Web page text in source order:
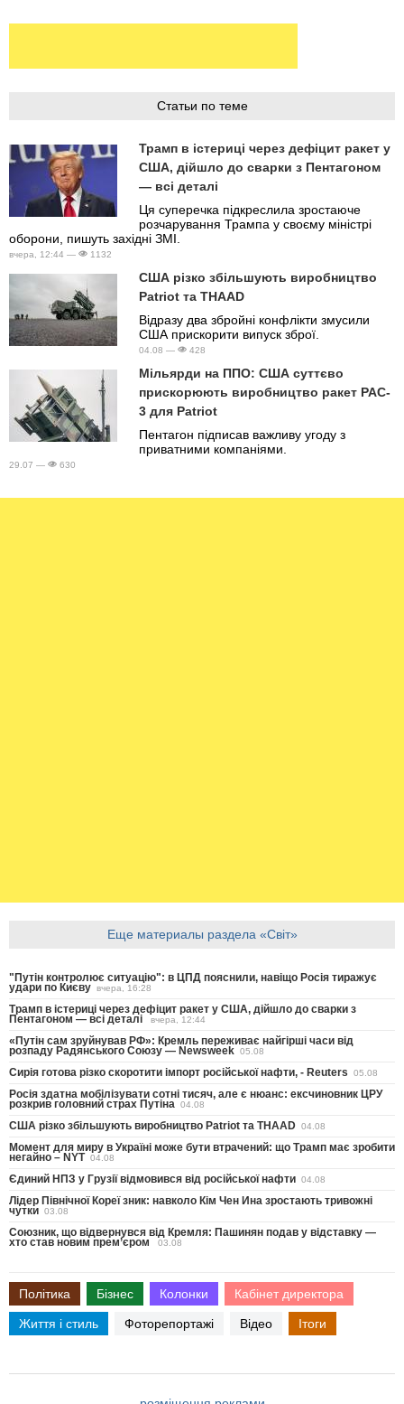
Статьи по теме
Трамп в істериці через дефіцит ракет у
США, дійшло до сварки з Пентагоном
— всі деталі
Ця суперечка підкреслила зростаюче
розчарування Трампа у своєму міністрі
оборони, пишуть західні ЗМІ.
вчера, 12:44 — 1132
США різко збільшують виробництво
Patriot та THAAD
Відразу два збройні конфлікти змусили
США прискорити випуск зброї.
04.08 — 428
Мільярди на ППО: США суттєво
прискорюють виробництво ракет PAC-
3 для Patriot
Пентагон підписав важливу угоду з
приватними компаніями.
29.07 — 630
Еще материалы раздела «Світ»
"Путін контролює ситуацію": в ЦПД пояснили, навіщо Росія тиражує
удари по Києву вчера, 16:28
Трамп в істериці через дефіцит ракет у США, дійшло до сварки з
Пентагоном — всі деталі вчера, 12:44
«Путін сам зруйнував РФ»: Кремль переживає найгірші часи від
розпаду Радянського Союзу — Newsweek 05.08
Сирія готова різко скоротити імпорт російської нафти, - Reuters 05.08
Росія здатна мобілізувати сотні тисяч, але є нюанс: ексчиновник ЦРУ
розкрив головний страх Путіна 04.08
США різко збільшують виробництво Patriot та THAAD 04.08
Момент для миру в Україні може бути втрачений: що Трамп має зробити
негайно – NYT 04.08
Єдиний НПЗ у Грузії відмовився від російської нафти 04.08
Лідер Північної Кореї зник: навколо Кім Чен Ина зростають тривожні
чутки 03.08
Союзник, що відвернувся від Кремля: Пашинян подав у відставку —
хто став новим прем’єром 03.08
Політика Бізнес Колонки Кабінет директора
Життя і стиль Фоторепортажі Відео Ітоги